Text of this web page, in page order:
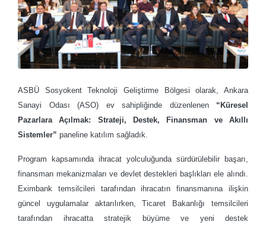
ASBÜ Sosyokent Teknoloji Geliştirme Bölgesi olarak, Ankara
Sanayi Odası (ASO) ev sahipliğinde düzenlenen “Küresel
Pazarlara Açılmak: Strateji, Destek, Finansman ve Akıllı
Sistemler” paneline katılım sağladık.
Program kapsamında ihracat yolculuğunda sürdürülebilir başarı,
finansman mekanizmaları ve devlet destekleri başlıkları ele alındı.
Eximbank temsilcileri tarafından ihracatın finansmanına ilişkin
güncel uygulamalar aktarılırken, Ticaret Bakanlığı temsilcileri
tarafından ihracatta stratejik büyüme ve yeni destek